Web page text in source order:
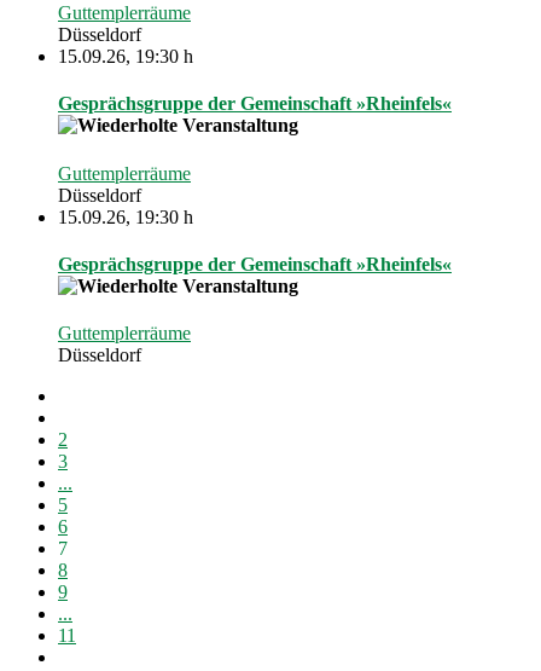
Guttemplerräume
Düsseldorf
15.09.26, 19:30 h
Gesprächsgruppe der Gemeinschaft »Rheinfels«
Guttemplerräume
Düsseldorf
15.09.26, 19:30 h
Gesprächsgruppe der Gemeinschaft »Rheinfels«
Guttemplerräume
Düsseldorf
2
3
...
5
6
7
8
9
...
11